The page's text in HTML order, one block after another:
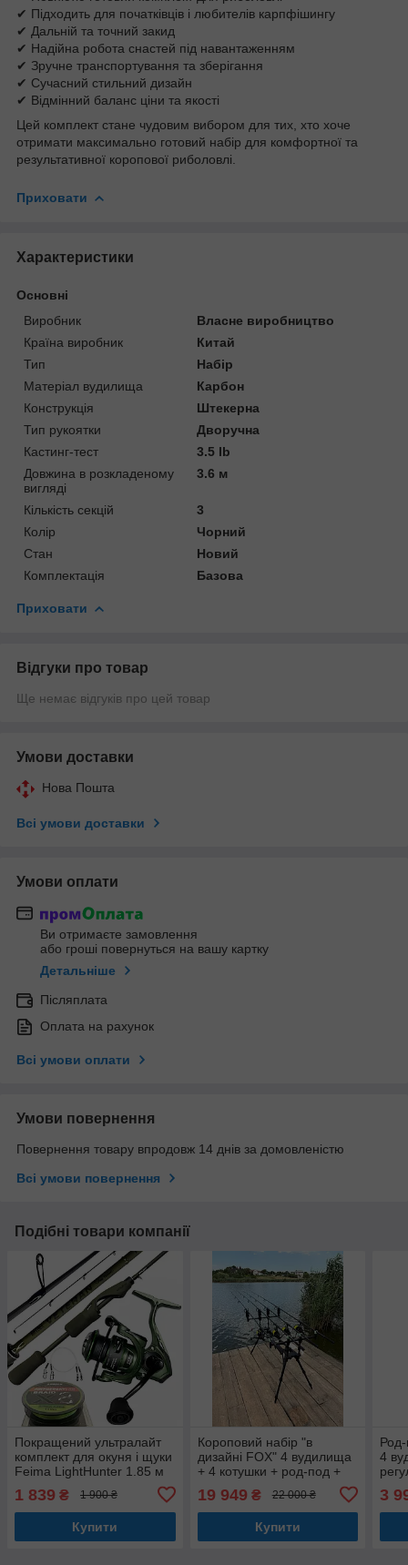
✔ Підходить для початківців і любителів карпфішингу
✔ Дальній та точний закид
✔ Надійна робота снастей під навантаженням
✔ Зручне транспортування та зберігання
✔ Сучасний стильний дизайн
✔ Відмінний баланс ціни та якості
Цей комплект стане чудовим вибором для тих, хто хоче
отримати максимально готовий набір для комфортної та
результативної коропової риболовлі.
Приховати
Характеристики
Основні
Виробник
Власне виробництво
Країна виробник
Китай
Тип
Набір
Матеріал вудилища
Карбон
Конструкція
Штекерна
Тип рукоятки
Дворучна
Кастинг-тест
3.5 lb
Довжина в розкладеному
вигляді
3.6 м
Кількість секцій
3
Колір
Чорний
Стан
Новий
Комплектація
Базова
Приховати
Відгуки про товар
Ще немає відгуків про цей товар
Умови доставки
Нова Пошта
Всі умови доставки
Умови оплати
Ви отримаєте замовлення
або гроші повернуться на вашу картку
Детальніше
Післяплата
Оплата на рахунок
Всі умови оплати
Умови повернення
Повернення товару впродовж 14 днів за домовленістю
Всі умови повернення
Подібні товари компанії
Покращений ультралайт
комплект для окуня і щуки
Feima LightHunter 1.85 м
1 839 ₴ 1 900 ₴
Купити
Короповий набір "в
дизайні FOX" 4 вудилища
+ 4 котушки + род-под +
сигналізатори + свінгери
19 949 ₴ 22 000 ₴
Купити
4
3